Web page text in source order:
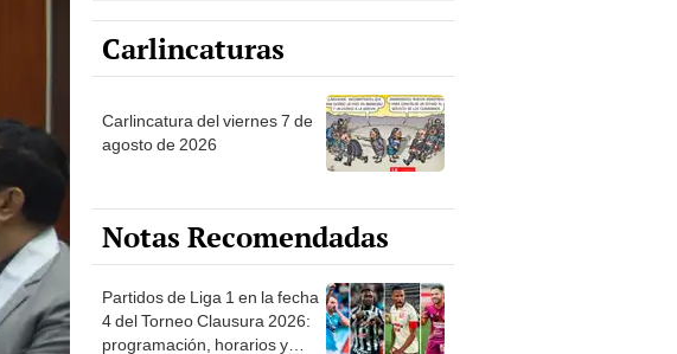
Carlincaturas
Carlincatura del viernes 7 de
agosto de 2026
Notas Recomendadas
Partidos de Liga 1 en la fecha
4 del Torneo Clausura 2026:
programación, horarios y